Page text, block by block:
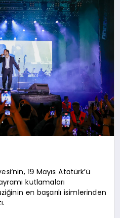
19 Mayıs Atatürk’ü
kutlamaları
en başarılı isimlerinden